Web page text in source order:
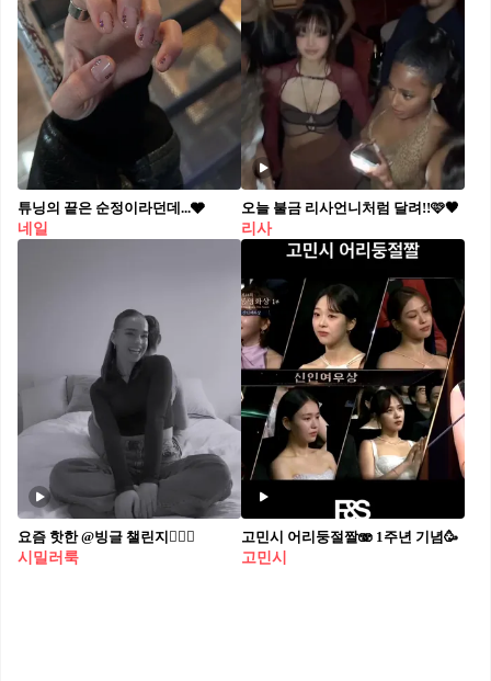
튜닝의 끝은 순정이라던데...🩶
네일
오늘 불금 리사언니처럼 달려!!🩷🖤
리사
요즘 핫한 @빙글 챌린지😵‍💫🌀
시밀러룩
고민시 어리둥절짤🫨 1주년 기념🥳
고민시